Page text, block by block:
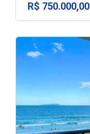
R$ 750.000,00